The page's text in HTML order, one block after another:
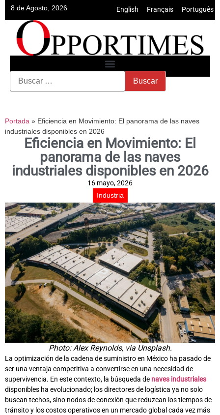
8 de Agosto, 2026 English Français Português
Portada » Eficiencia en Movimiento: El panorama de las naves
industriales disponibles en 2026
Eficiencia en Movimiento: El
panorama de las naves
industriales disponibles en 2026
16 mayo, 2026
Industria
Photo: Alex Reynolds, via Unsplash.
La optimización de la cadena de suministro en México ha pasado de
ser una ventaja competitiva a convertirse en una necesidad de
supervivencia. En este contexto, la búsqueda de naves industriales
disponibles ha evolucionado; los directores de logística ya no solo
buscan techos, sino nodos de conexión que reduzcan los tiempos de
tránsito y los costos operativos en un mercado global cada vez más